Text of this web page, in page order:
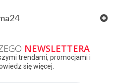
NEWSLETTERA
trendami, promocjami i
się więcej.